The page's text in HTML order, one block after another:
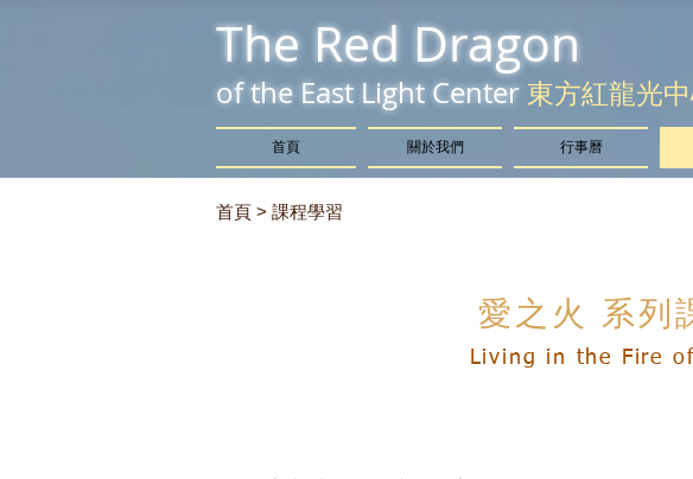
The Red Dragon
of the East Light Center 東方紅龍光
首頁 關於我們 行事曆
愛之火 系列
Living in the Fire
首頁 > 課程學習